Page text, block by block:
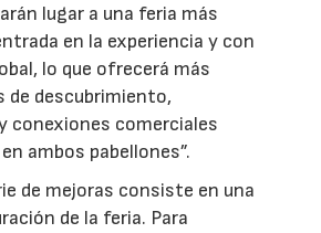
lugar a una feria más
en la experiencia y con
lo que ofrecerá más
de descubrimiento,
conexiones comerciales
ambos pabellones”.
de mejoras consiste en una
de la feria. Para